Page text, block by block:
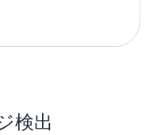
検出